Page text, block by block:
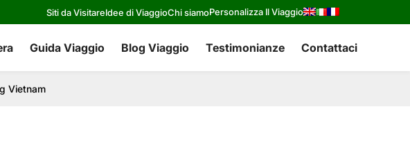
Siti da VisitareIdee di ViaggioChi siamoPersonalizza Il Viaggio
Guida Viaggio Blog Viaggio Testimonianze Contattaci
Vietnam